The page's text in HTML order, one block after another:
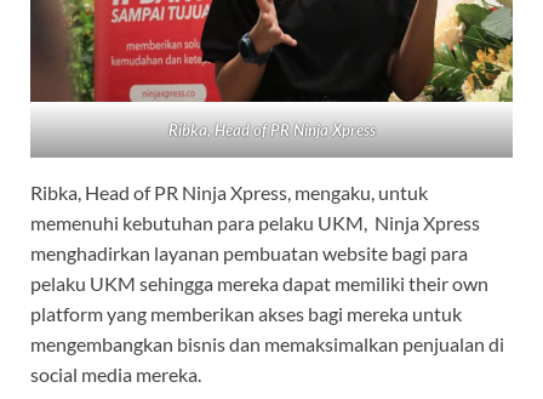
Ribka, Head of PR Ninja Xpress
Ribka, Head of PR Ninja Xpress, mengaku, untuk
memenuhi kebutuhan para pelaku UKM, Ninja Xpress
menghadirkan layanan pembuatan website bagi para
pelaku UKM sehingga mereka dapat memiliki their own
platform yang memberikan akses bagi mereka untuk
mengembangkan bisnis dan memaksimalkan penjualan di
social media mereka.